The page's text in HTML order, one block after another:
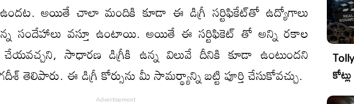
ఉందట. అయితే చాలా మందికి కూడా ఈ డిగ్రీ సర్టిఫికేట్‌తో ఉద్యోగాలు
సందేహాలు వస్తూ ఉంటాయి. అయితే ఈ సర్టిఫికెట్ తో అన్ని రకాల
చేయవచ్చని, సాధారణ డిగ్రీకి ఉన్న విలువే దీనికి కూడా ఉంటుందని
తెలిపారు. ఈ డిగ్రీ కోర్సును మీ సామర్థ్యాన్ని బట్టి పూర్తి చేసుకోవచ్చు.
కోట్లు